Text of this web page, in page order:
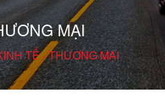
MẠI
TẾ - THƯƠNG MẠI